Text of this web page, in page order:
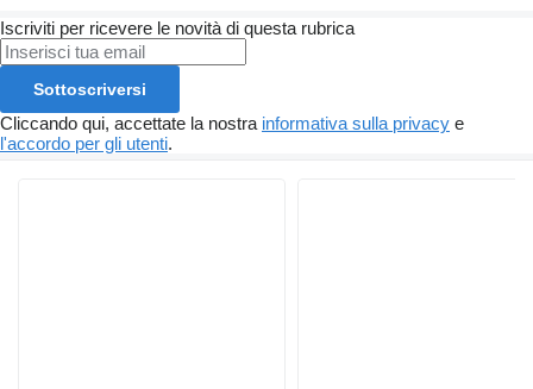
Iscriviti per ricevere le novità di questa rubrica
Sottoscriversi
Cliccando qui, accettate la nostra informativa sulla privacy e
l'accordo per gli utenti.